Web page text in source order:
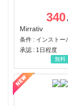
340
Mirrativ
承認 : 1日程度
無料